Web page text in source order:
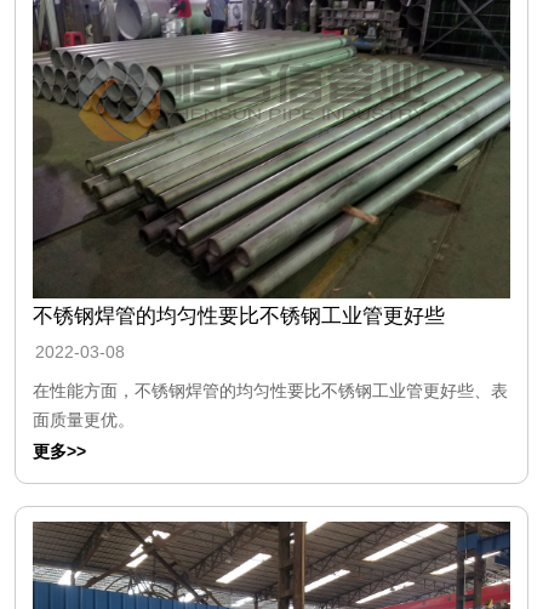
不锈钢焊管的均匀性要比不锈钢工业管更好些
2022-03-08
在性能方面，不锈钢焊管的均匀性要比不锈钢工业管更好些、表
面质量更优。
更多>>